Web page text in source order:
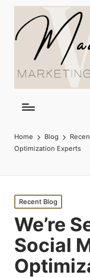
Home Blog
Optimization Experts
Posted
Recent Blog
We’re
Social